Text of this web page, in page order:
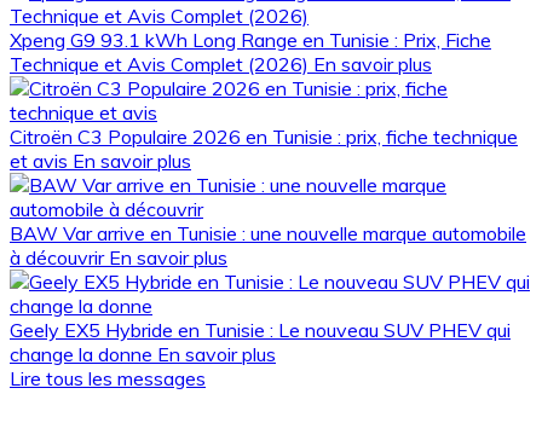
Xpeng G9 93.1 kWh Long Range en Tunisie : Prix, Fiche
Technique et Avis Complet (2026) En savoir plus
Citroën C3 Populaire 2026 en Tunisie : prix, fiche technique
et avis En savoir plus
BAW Var arrive en Tunisie : une nouvelle marque automobile
à découvrir En savoir plus
Geely EX5 Hybride en Tunisie : Le nouveau SUV PHEV qui
change la donne En savoir plus
Lire tous les messages